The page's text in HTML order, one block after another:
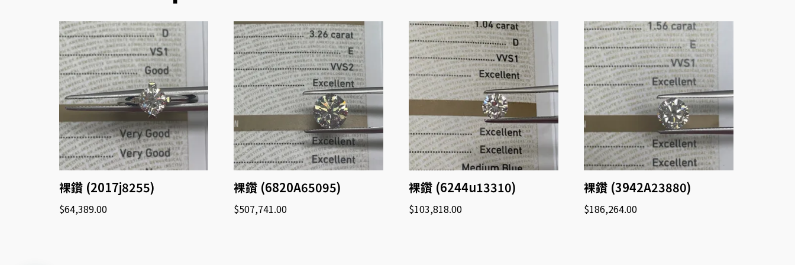
裸鑽 (2017j8255)
$64,389.00
裸鑽 (6820A65095)
$507,741.00
裸鑽 (6244u13310)
$103,818.00
裸鑽 (3942A23880)
$186,264.00